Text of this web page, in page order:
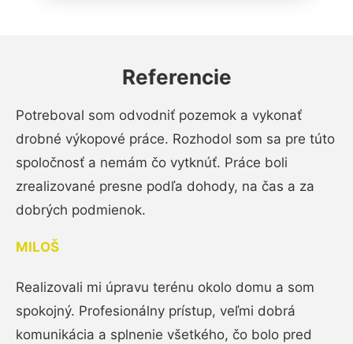
Referencie
Potreboval som odvodniť pozemok a vykonať
drobné výkopové práce. Rozhodol som sa pre túto
spoločnosť a nemám čo vytknúť. Práce boli
zrealizované presne podľa dohody, na čas a za
dobrých podmienok.
MILOŠ
Realizovali mi úpravu terénu okolo domu a som
spokojný. Profesionálny prístup, veľmi dobrá
komunikácia a splnenie všetkého, čo bolo pred